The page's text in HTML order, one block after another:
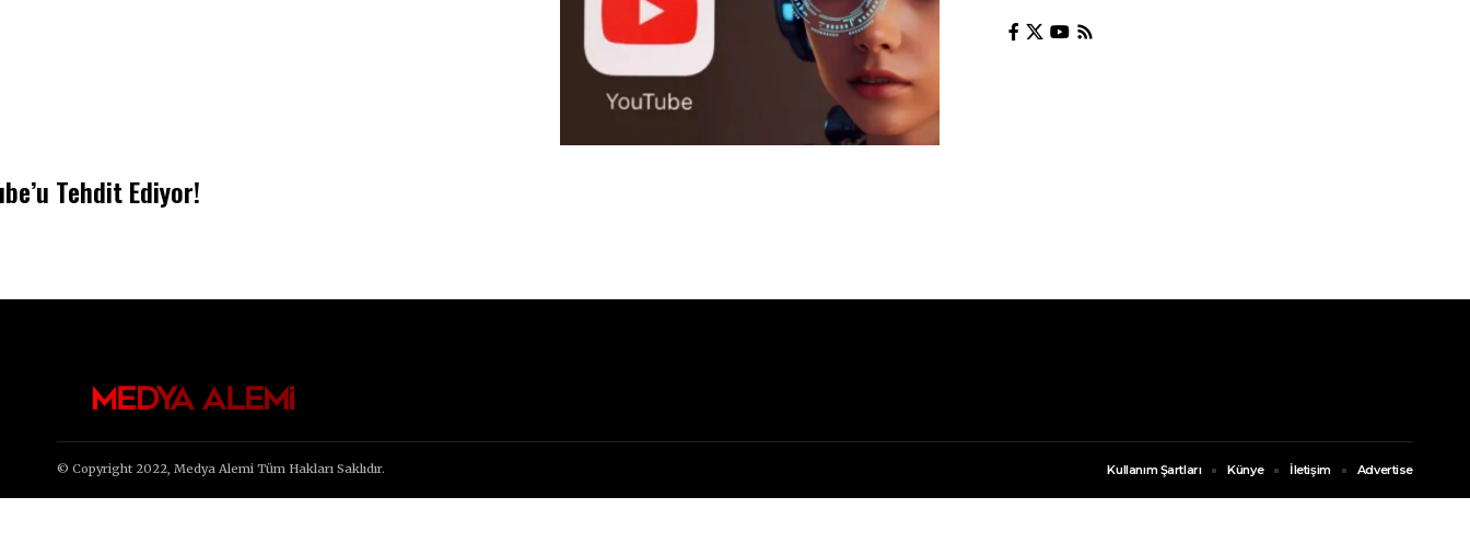
Tehdit Ediyor!
© Copyright 2022, Medya Alemi Tüm Hakları Saklıdır. Kullanım Şartları Künye İletişim Advertise